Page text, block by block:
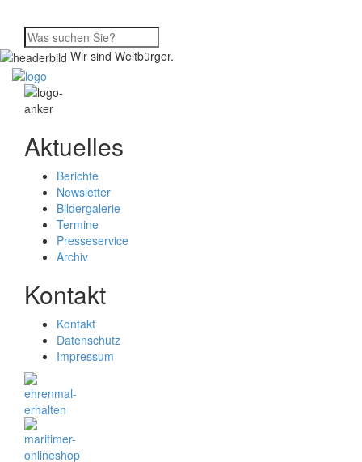
Wir sind Weltbürger.
Aktuelles
Berichte
Newsletter
Bildergalerie
Termine
Presseservice
Archiv
Kontakt
Kontakt
Datenschutz
Impressum